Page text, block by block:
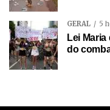
GERAL 5
Lei
do